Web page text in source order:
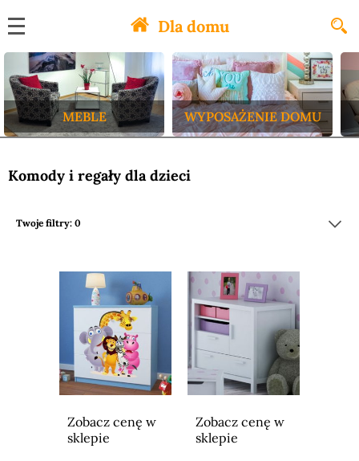
Dla domu
MEBLE WYPOSAŻENIE DOMU
Komody i regały dla dzieci
Twoje filtry: 0
Zobacz cenę w
sklepie
Zobacz cenę w
sklepie